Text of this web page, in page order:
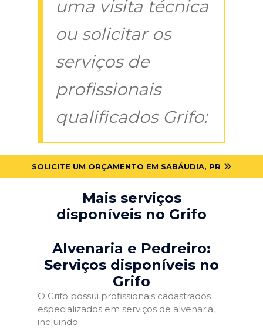
uma visita técnica
ou solicitar os
serviços de
profissionais
qualificados Grifo:
SOLICITE UM ORÇAMENTO EM SABÁUDIA, PR
Mais serviços
disponíveis no Grifo
Alvenaria e Pedreiro:
Serviços disponíveis no
Grifo
O Grifo possui profissionais cadastrados
especializados em serviços de alvenaria,
incluindo: